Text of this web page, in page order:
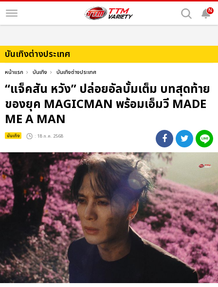
N
บันเทิงต่างประเทศ
หน้าแรก บันเทิง บันเทิงต่างประเทศ
“แจ็คสัน หวัง” ปล่อยอัลบั้มเต็ม บทสุดท้าย
ของยุค MAGICMAN พร้อมเอ็มวี MADE
ME A MAN
บันเทิง : 18 ก.ค. 2568